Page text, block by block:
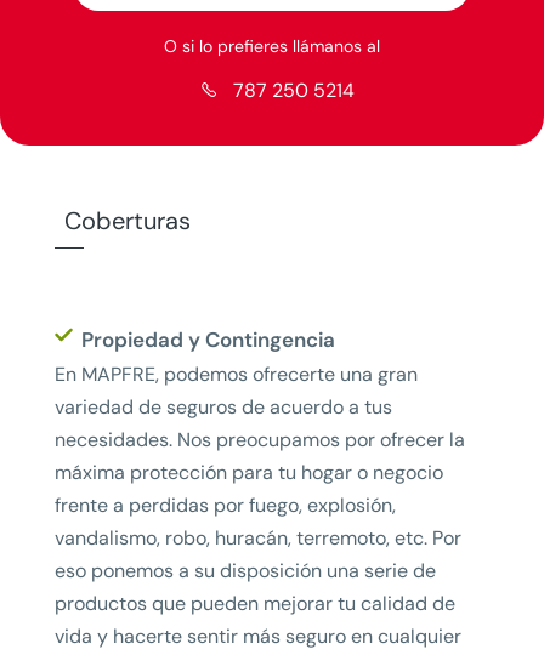
O si lo prefieres llámanos al
 787 250 5214
Coberturas
Propiedad y Contingencia
En MAPFRE, podemos ofrecerte una gran
variedad de seguros de acuerdo a tus
necesidades. Nos preocupamos por ofrecer la
máxima protección para tu hogar o negocio
frente a perdidas por fuego, explosión,
vandalismo, robo, huracán, terremoto, etc. Por
eso ponemos a su disposición una serie de
productos que pueden mejorar tu calidad de
vida y hacerte sentir más seguro en cualquier